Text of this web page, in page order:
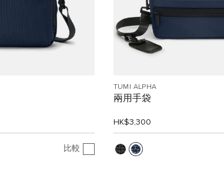
比較
TUMI ALPHA
兩用手袋
HK$3,300